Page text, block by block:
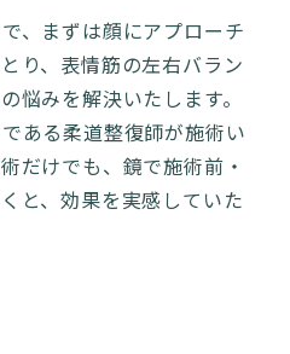
、まずは顔にアプローチ
り、表情筋の左右バラン
悩みを解決いたします。
ある柔道整復師が施術い
だけでも、鏡で施術前・
と、効果を実感していた